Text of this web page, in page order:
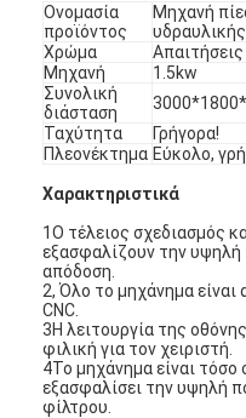
Ονομασία
προϊόντος
Μηχανή
Χρώμα
Μηχανή
1.5kw
Συνολική
διάσταση
Ταχύτητα
Γρήγορα!
Πλεονέκτημα Εύκολο,
Χαρακτηριστικά
1Ο τέλειος σχεδιασμός
εξασφαλίζουν την υψηλή
απόδοση.
2, Όλο το μηχάνημα
CNC.
3Η λειτουργία της
φιλική για τον χειριστή.
4Το μηχάνημα είναι
εξασφαλίσει την υψηλή
φίλτρου.